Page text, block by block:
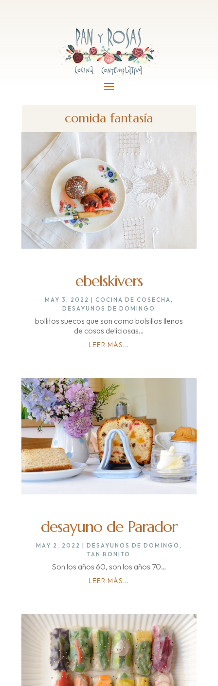
comida fantasía
ebelskivers
MAY 3, 2022 | COCINA DE COSECHA
DESAYUNOS DE DOMINGO
bollitos suecos que son como bolsillos llenos
de cosas deliciosas…
LEER MÁS...
desayuno de Parador
MAY 2, 2022 | DESAYUNOS DE DOMINGO
TAN BONITO
Son los años 60, son los años 70…
LEER MÁS...